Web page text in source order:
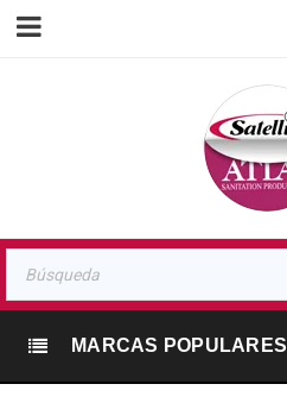
MARCAS POPULARES